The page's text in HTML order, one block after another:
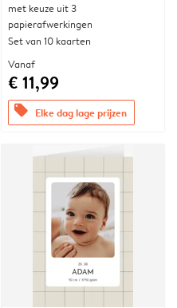
met keuze uit 3
papierafwerkingen
Set van 10 kaarten
Vanaf
€ 11,99
offers Elke dag lage prijzen